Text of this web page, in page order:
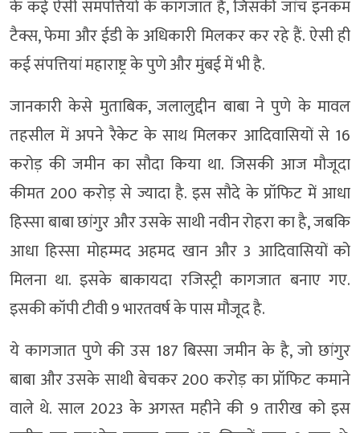
के कई ऐसी समपत्तियो के कागजात है, जिसकी जांच इनकम
टैक्स, फेमा और ईडी के अधिकारी मिलकर कर रहे हैं. ऐसी ही
कई संपत्तियां महाराष्ट्र के पुणे और मुंबई में भी है.
जानकारी केसे मुताबिक, जलालुद्दीन बाबा ने पुणे के मावल
तहसील में अपने रैकेट के साथ मिलकर आदिवासियों से 16
करोड़ की जमीन का सौदा किया था. जिसकी आज मौजूदा
कीमत 200 करोड़ से ज्यादा है. इस सौदे के प्रॉफिट में आधा
हिस्सा बाबा छांगुर और उसके साथी नवीन रोहरा का है, जबकि
आधा हिस्सा मोहम्मद अहमद खान और 3 आदिवासियों को
मिलना था. इसके बाकायदा रजिस्ट्री कागजात बनाए गए.
इसकी कॉपी टीवी 9 भारतवर्ष के पास मौजूद है.
ये कागजात पुणे की उस 187 बिस्सा जमीन के है, जो छांगुर
बाबा और उसके साथी बेचकर 200 करोड़ का प्रॉफिट कमाने
वाले थे. साल 2023 के अगस्त महीने की 9 तारीख को इस